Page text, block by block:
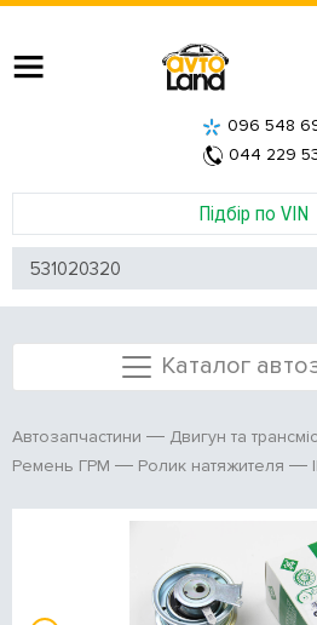
Підбір по VIN
096 548
044 229
Каталог
Автозапчастини Двигун та
Ремень ГРМ
Ролик натяжителя